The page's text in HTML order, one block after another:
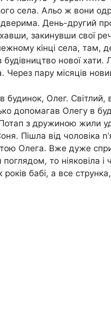
села. Альо ж вони
День-другий
закинувши свої
кінці села, там,
нової хати.
Через пару місяців
будинок, Олег.
допомагав Олегу в
з дружиною жили
Пішла від чоловіка
Олега. Вже дуже
поглядом, то ніяковіла
бабі, а все